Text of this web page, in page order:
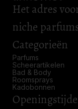
Het adres
niche
Categorieën
Parfums
Scheerartikelen
Bad & Body
Roomsprays
Kadobonnen